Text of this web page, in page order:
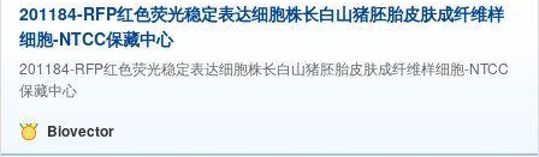
201184-RFP红色荧光稳定表达细胞株长白山猪胚胎皮肤成纤维样
细胞-NTCC保藏中心
201184-RFP红色荧光稳定表达细胞株长白山猪胚胎皮肤成纤维样细胞-NTCC
保藏中心
Biovector